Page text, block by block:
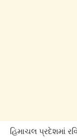
હિમાચલ પ્રદેશમાં